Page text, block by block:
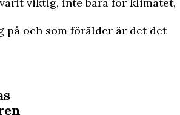
och som förälder är det det